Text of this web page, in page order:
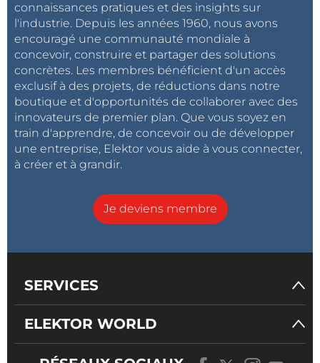
connaissances pratiques et des insights sur
l'industrie. Depuis les années 1960, nous avons
encouragé une communauté mondiale à
concevoir, construire et partager des solutions
concrètes. Les membres bénéficient d'un accès
exclusif à des projets, de réductions dans notre
boutique et d'opportunités de collaborer avec des
innovateurs de premier plan. Que vous soyez en
train d'apprendre, de concevoir ou de développer
une entreprise, Elektor vous aide à vous connecter,
à créer et à grandir.
Je deviens membre
SERVICES
ELEKTOR WORLD